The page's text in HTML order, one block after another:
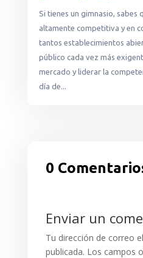
Si tienes un gimnasio, sabes
altamente competitiva y en
tantos establecimientos
público cada vez más
mercado y liderar la
día de...
0
Enviar un
Tu dirección de correo
publicada. Los campos